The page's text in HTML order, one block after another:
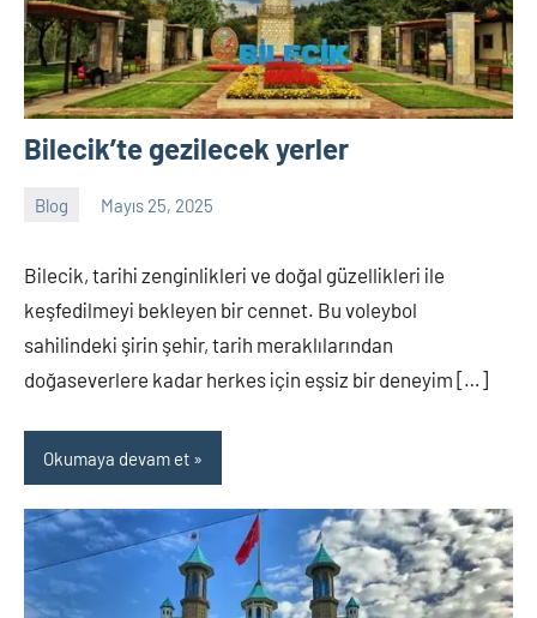
Bilecik’te gezilecek yerler
Blog Mayıs 25, 2025
Tukav
Yorum
Bilecik, tarihi zenginlikleri ve doğal güzellikleri ile
keşfedilmeyi bekleyen bir cennet. Bu voleybol
sahilindeki şirin şehir, tarih meraklılarından
doğaseverlere kadar herkes için eşsiz bir deneyim […]
Okumaya devam et